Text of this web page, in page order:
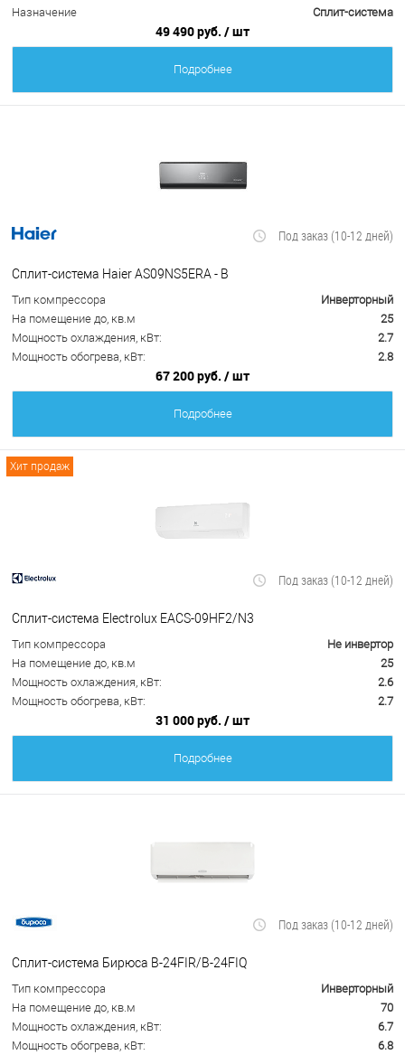
Назначение
Сплит-система
49 490 руб. / шт
Подробнее
Под заказ (10-12 дней)
Сплит-система Haier AS09NS5ERA - B
Тип компрессора
Инверторный
На помещение до, кв.м
25
Мощность охлаждения, кВт:
2.7
Мощность обогрева, кВт:
2.8
67 200 руб. / шт
Подробнее
Хит продаж
Под заказ (10-12 дней)
Сплит-система Electrolux EACS-09HF2/N3
Тип компрессора
Не инвертор
На помещение до, кв.м
25
Мощность охлаждения, кВт:
2.6
Мощность обогрева, кВт:
2.7
31 000 руб. / шт
Подробнее
Под заказ (10-12 дней)
Сплит-система Бирюса B-24FIR/B-24FIQ
Тип компрессора
Инверторный
На помещение до, кв.м
70
Мощность охлаждения, кВт:
6.7
Мощность обогрева, кВт:
6.8